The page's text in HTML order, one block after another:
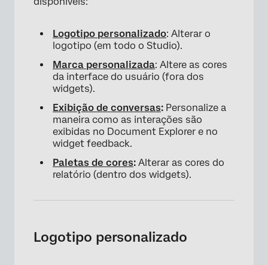
Ativação e desativação de uma paleta de
Duplicação de uma paleta de cores
Substituição de uma paleta de cores
Definição de uma paleta de cores padrão
Exclusão de uma paleta de cores
Logotipo personalizado: Alterar o
logotipo (em todo o Studio).
Marca personalizada: Altere as cores
da interface do usuário (fora dos
widgets).
Exibição de conversas: Personalize a
maneira como as interações são
exibidas no Document Explorer e no
widget feedback.
Paletas de cores: Alterar as cores do
relatório (dentro dos widgets).
Logotipo personalizado